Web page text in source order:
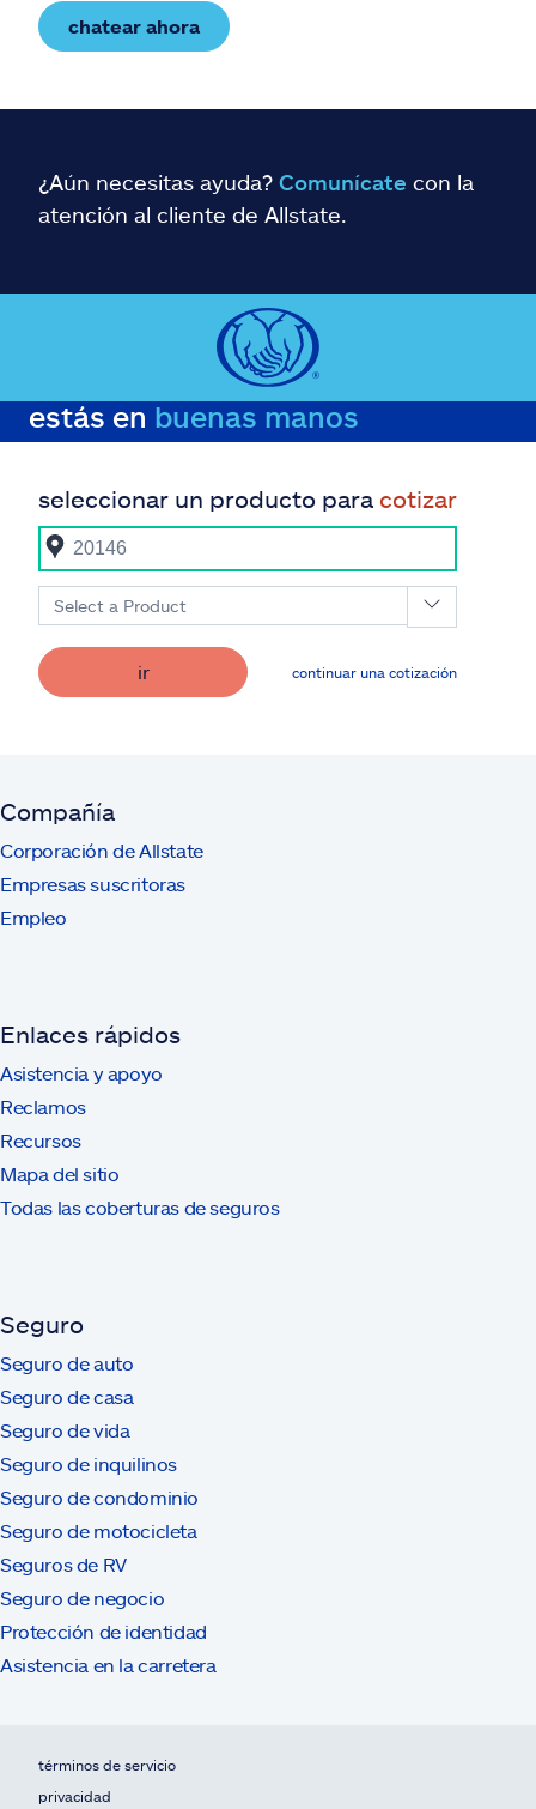
chatear ahora
¿Aún necesitas ayuda? Comunícate con la
atención al cliente de Allstate.
estás en buenas manos
seleccionar un producto para cotizar
Select a Product
ir continuar una cotización
Compañía
Corporación de Allstate
Empresas suscritoras
Empleo
Enlaces rápidos
Asistencia y apoyo
Reclamos
Recursos
Mapa del sitio
Todas las coberturas de seguros
Seguro
Seguro de auto
Seguro de casa
Seguro de vida
Seguro de inquilinos
Seguro de condominio
Seguro de motocicleta
Seguros de RV
Seguro de negocio
Protección de identidad
Asistencia en la carretera
términos de servicio
privacidad